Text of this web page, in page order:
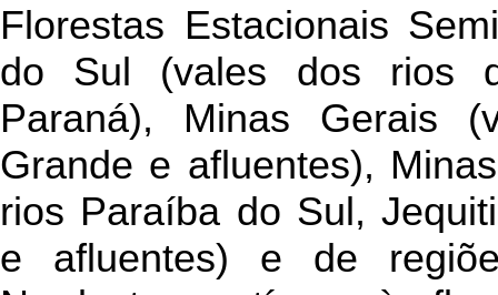
Florestas Estacionais
do Sul (vales dos rios
Paraná), Minas Gerais
Grande e afluentes),
rios Paraíba do Sul,
e afluentes) e de